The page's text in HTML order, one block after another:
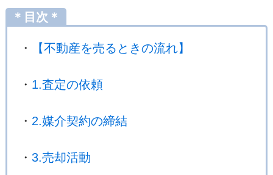
＊目次＊
・ 【不動産を売るときの流れ】
・ 1.査定の依頼
・ 2.媒介契約の締結
・ 3.売却活動